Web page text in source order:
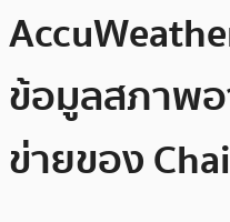
ข้อมูลสภาพอ
ข่ายของ